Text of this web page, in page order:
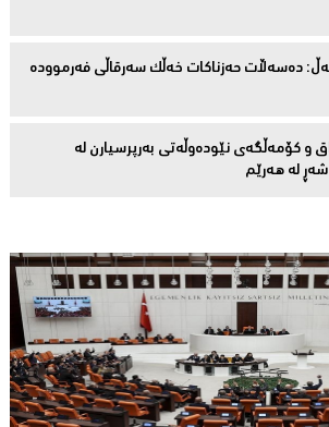
دەسەڵات حەزناکات خەڵک سەرقاڵى فەرموودە
و كۆمەڵگەی نێودەوڵەتی بەرپرسیارن لە
لە هەرێم